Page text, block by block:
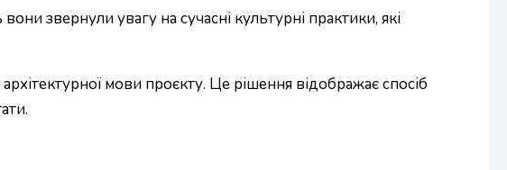
звернули увагу на сучасні культурні практики, які
мови проєкту. Це рішення відображає спосіб